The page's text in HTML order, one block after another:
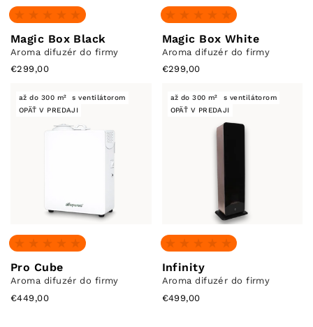
Žiadne recenzie
Magic Box Black
Aroma difuzér do firmy
€299,00
Žiadne recenzie
Magic Box White
Aroma difuzér do firmy
€299,00
až do 300 m²
s ventilátorom
OPÄŤ V PREDAJI
Žiadne recenzie
Pro Cube
Aroma difuzér do firmy
€449,00
až do 300 m²
s ventilátorom
OPÄŤ V PREDAJI
Žiadne recenzie
Infinity
Aroma difuzér do firmy
€499,00